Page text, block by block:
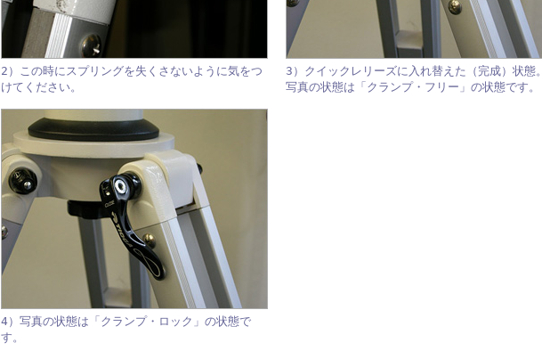
2）この時にスプリングを失くさないように気をつ
けてください。
3）クイックレリーズに入れ替えた（完成）状態。
写真の状態は「クランプ・フリー」の状態です。
4）写真の状態は「クランプ・ロック」の状態で
す。